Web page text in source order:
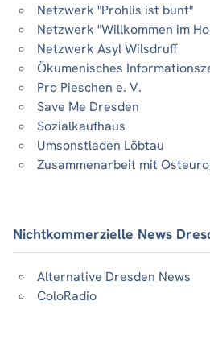
Netzwerk "Prohlis ist bunt"
Netzwerk "Willkommen im
Netzwerk Asyl Wilsdruff
Ökumenisches
Pro Pieschen e. V.
Save Me Dresden
Sozialkaufhaus
Umsonstladen Löbtau
Zusammenarbeit mit
Nichtkommerzielle News
Alternative Dresden News
ColoRadio